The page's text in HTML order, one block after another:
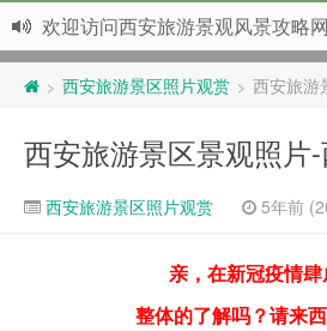
欢迎访问西安旅游景观风景攻略
> 西安旅游景区照片观赏 > 西安旅游
西安旅游景区景观照片
西安旅游景区照片观赏 5年前
亲，在新冠疫情
整体的了解吗？请来